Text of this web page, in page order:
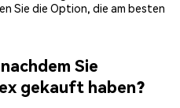
Sie die Option, die am besten
Sie
gekauft haben?